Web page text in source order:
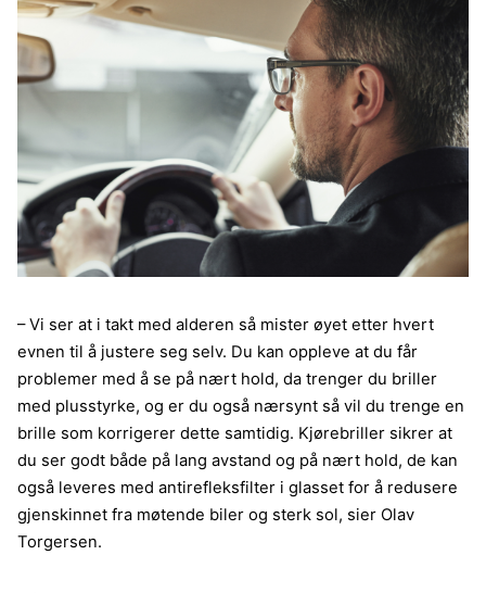
– Vi ser at i takt med alderen så mister øyet etter hvert
evnen til å justere seg selv. Du kan oppleve at du får
problemer med å se på nært hold, da trenger du briller
med plusstyrke, og er du også nærsynt så vil du trenge en
brille som korrigerer dette samtidig. Kjørebriller sikrer at
du ser godt både på lang avstand og på nært hold, de kan
også leveres med antirefleksfilter i glasset for å redusere
gjenskinnet fra møtende biler og sterk sol, sier Olav
Torgersen.